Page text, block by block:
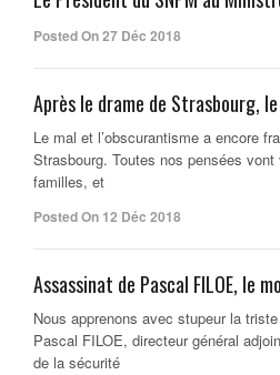
Posted On 27 Déc 2018
Après le drame de Strasbourg,
Le mal et l’obscurantisme a encore
Strasbourg. Toutes nos pensées
familles, et
Posted On 12 Déc 2018
Assassinat de Pascal FILOE, le
Nous apprenons avec stupeur la
Pascal FILOE, directeur général
de la sécurité